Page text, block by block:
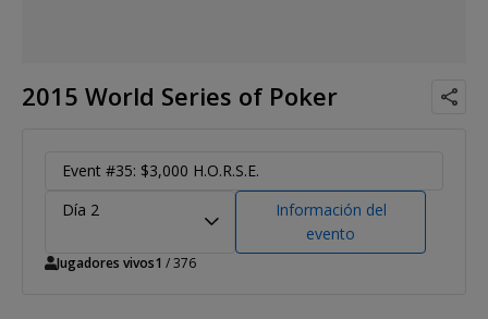
2015 World Series of Poker
Event #35: $3,000 H.O.R.S.E.
Día 2
Información del
evento
Jugadores vivos1 / 376